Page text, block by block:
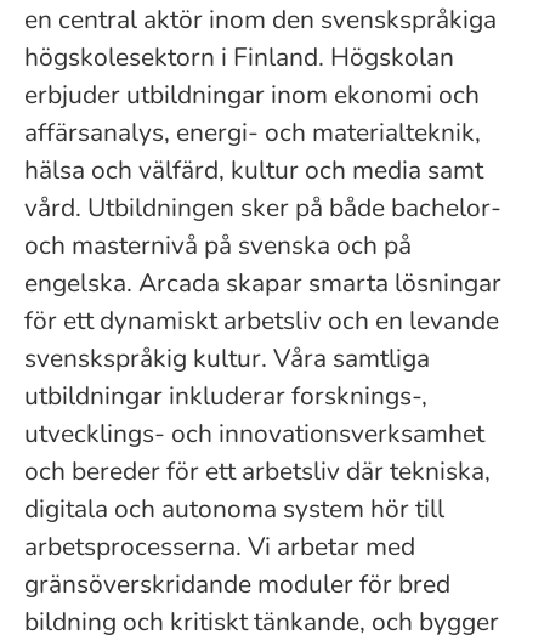
en central aktör inom den svenskspråkiga
högskolesektorn i Finland. Högskolan
erbjuder utbildningar inom ekonomi och
affärsanalys, energi- och materialteknik,
hälsa och välfärd, kultur och media samt
vård. Utbildningen sker på både bachelor-
och masternivå på svenska och på
engelska. Arcada skapar smarta lösningar
för ett dynamiskt arbetsliv och en levande
svenskspråkig kultur. Våra samtliga
utbildningar inkluderar forsknings-,
utvecklings- och innovationsverksamhet
och bereder för ett arbetsliv där tekniska,
digitala och autonoma system hör till
arbetsprocesserna. Vi arbetar med
gränsöverskridande moduler för bred
bildning och kritiskt tänkande, och bygger